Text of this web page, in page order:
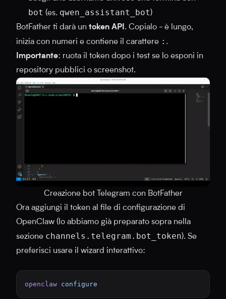
bot (es. qwen_assistant_bot)
BotFather ti darà un token API . Copialo - è lungo,
inizia con numeri e contiene il carattere : .
Importante: ruota il token dopo i test se lo esponi in
repository pubblici o screenshot.
Creazione bot Telegram con BotFather
Ora aggiungi il token al file di configurazione di
OpenClaw (lo abbiamo già preparato sopra nella
sezione channels.telegram.bot_token). Se
preferisci usare il wizard interattivo:
openclaw configure